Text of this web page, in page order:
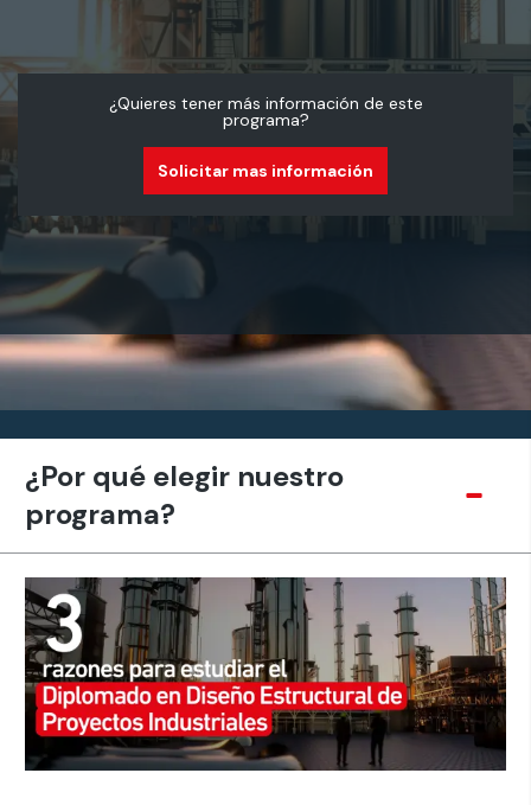
¿Quieres tener más información de este
programa?
Solicitar mas información
¿Por qué elegir nuestro
programa?